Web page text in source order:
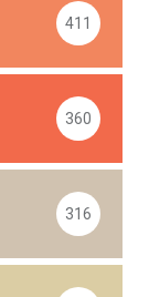
411
360
316